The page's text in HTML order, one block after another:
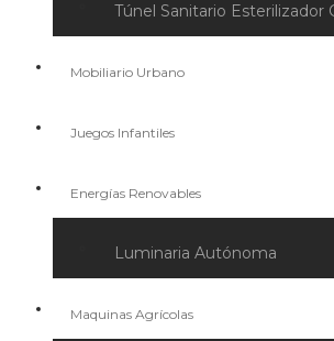
Túnel Sanitario Esterilizador
Mobiliario Urbano
Juegos Infantiles
Energías Renovables
Luminaria Autónoma
Maquinas Agrícolas